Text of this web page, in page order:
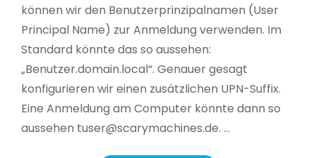
können wir den Benutzerprinzipalnamen (User
Principal Name) zur Anmeldung verwenden. Im
Standard könnte das so aussehen:
„Benutzer.domain.local“. Genauer gesagt
konfigurieren wir einen zusätzlichen UPN-Suffix.
Eine Anmeldung am Computer könnte dann so
aussehen tuser@scarymachines.de. …